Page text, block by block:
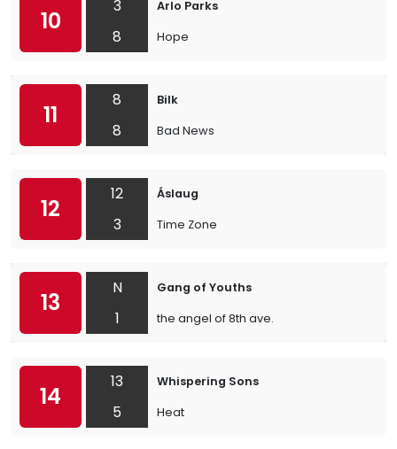
10
3
8
Arlo Parks
Hope
11
8
8
Bilk
Bad News
12
12
3
Áslaug
Time Zone
13
N
1
Gang of Youths
the angel of 8th ave.
14
13
5
Whispering Sons
Heat